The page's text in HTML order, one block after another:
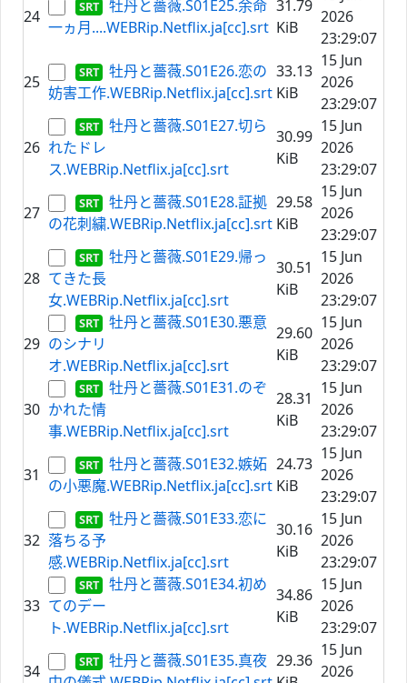
24
牡丹と薔薇.S01E25.余命
一ヵ月....WEBRip.Netflix.ja[cc].srt
31.79
KiB
2026
23:29:07
25
牡丹と薔薇.S01E26.恋の
妨害工作.WEBRip.Netflix.ja[cc].srt
33.13
KiB
15 Jun
2026
23:29:07
26
牡丹と薔薇.S01E27.切ら
れたドレ
ス.WEBRip.Netflix.ja[cc].srt
30.99
KiB
15 Jun
2026
23:29:07
27
牡丹と薔薇.S01E28.証拠
の花刺繍.WEBRip.Netflix.ja[cc].srt
29.58
KiB
15 Jun
2026
23:29:07
28
牡丹と薔薇.S01E29.帰っ
てきた長
女.WEBRip.Netflix.ja[cc].srt
30.51
KiB
15 Jun
2026
23:29:07
29
牡丹と薔薇.S01E30.悪意
のシナリ
オ.WEBRip.Netflix.ja[cc].srt
29.60
KiB
15 Jun
2026
23:29:07
30
牡丹と薔薇.S01E31.のぞ
かれた情
事.WEBRip.Netflix.ja[cc].srt
28.31
KiB
15 Jun
2026
23:29:07
31
牡丹と薔薇.S01E32.嫉妬
の小悪魔.WEBRip.Netflix.ja[cc].srt
24.73
KiB
15 Jun
2026
23:29:07
32
牡丹と薔薇.S01E33.恋に
落ちる予
感.WEBRip.Netflix.ja[cc].srt
30.16
KiB
15 Jun
2026
23:29:07
33
牡丹と薔薇.S01E34.初め
てのデー
ト.WEBRip.Netflix.ja[cc].srt
34.86
KiB
15 Jun
2026
23:29:07
34
牡丹と薔薇.S01E35.真夜 29.36
15 Jun
2026